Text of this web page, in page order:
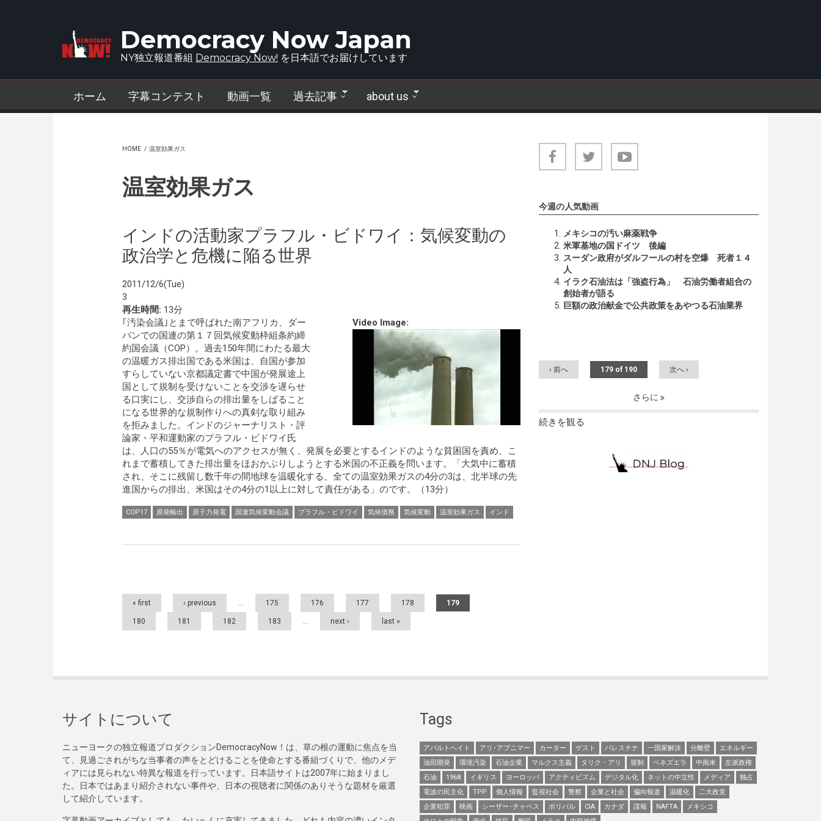
Democracy Now Japan
NY独立報道番組 Democracy Now! を日本語でお届けしています
ホーム 字幕コンテスト 動画一覧 過去記事 about us
HOME / 温室効果ガス
温室効果ガス
インドの活動家プラフル・ビドワイ：気候変動の
政治学と危機に陥る世界
2011/12/6(Tue)
3
再生時間: 13分
Video Image:
｢汚染会議｣とまで呼ばれた南アフリカ、ダー
バンでの国連の第１７回気候変動枠組条約締
約国会議（COP）。過去150年間にわたる最大
の温暖ガス排出国である米国は、自国が参加
すらしていない京都議定書で中国が発展途上
国として規制を受けないことを交渉を遅らせ
る口実にし、交渉自らの排出量をしばること
になる世界的な規制作りへの真剣な取り組み
を拒みました。インドのジャーナリスト・評
論家・平和運動家のプラフル・ビドワイ氏
は、人口の55％が電気へのアクセスが無く、発展を必要とするインドのような貧困国を責め、こ
れまで蓄積してきた排出量をほおかぶりしようとする米国の不正義を問います。「大気中に蓄積
され、そこに残留し数千年の間地球を温暖化する、全ての温室効果ガスの4分の3は、北半球の先
進国からの排出、米国はその4分の1以上に対して責任がある」のです。（13分）
COP17 原発輸出 原子力発電 国連気候変動会議 プラフル・ビドワイ 気候債務 気候変動 温室効果ガス インド
Pages
« first ‹ previous … 175 176 177 178 179
180 181 182 183 … next › last »
今週の人気動画
メキシコの汚い麻薬戦争
米軍基地の国ドイツ 後編
スーダン政府がダルフールの村を空爆 死者１４
人
イラク石油法は「強盗行為」 石油労働者組合の
創始者が語る
巨額の政治献金で公共政策をあやつる石油業界
‹ 前へ 179 of 190 次へ ›
さらに
続きを観る
サイトについて
ニューヨークの独立報道プロダクションDemocracyNow！は、草の根の運動に焦点を当
て、見過ごされがちな当事者の声をとどけることを使命とする番組づくりで、他のメデ
ィアには見られない特異な報道を行っています。日本語サイトは2007年に始まりまし
た。日本ではあまり紹介されない事件や、日本の視聴者に関係のありそうな題材を厳選
して紹介しています。
Tags
アパルトヘイト アリ･アブニマー カーター ゲスト パレスチナ 一国家解決 分離壁
エネルギー
油田開発
環境汚染 石油企業 マルクス主義 タリク・アリ 規制 ベネズエラ 中南米
左派政権
石油
1968 イギリス ヨーロッパ アクティビズム デジタル化 ネットの中立性 メディア
独占
電波の民主化
TPP 個人情報 監視社会 警察 企業と社会 偏向報道 温暖化
二大政党
企業犯罪
映画 シーザー･チャベス ボリバル CIA カナダ 諜報 NAFTA
メキシコ